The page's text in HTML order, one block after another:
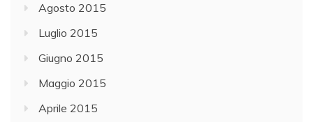
Agosto 2015
Luglio 2015
Giugno 2015
Maggio 2015
Aprile 2015